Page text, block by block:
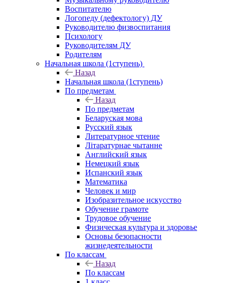
Воспитателю
Логопеду (дефектологу) ДУ
Руководителю физвоспитания
Психологу
Руководителям ДУ
Родителям
Начальная школа (1ступень)
Назад
Начальная школа (1ступень)
По предметам
Назад
По предметам
Беларуская мова
Русский язык
Литературное чтение
Літаратурнае чытанне
Английский язык
Немецкий язык
Испанский язык
Математика
Человек и мир
Изобразительное искусство
Обучение грамоте
Трудовое обучение
Физическая культура и здоровье
Основы безопасности
жизнедеятельности
По классам
Назад
По классам